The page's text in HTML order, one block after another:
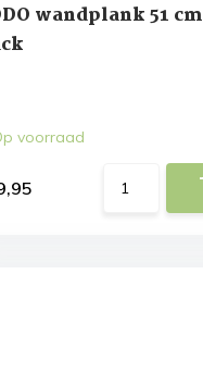
wandplank 51 cm
voorraad